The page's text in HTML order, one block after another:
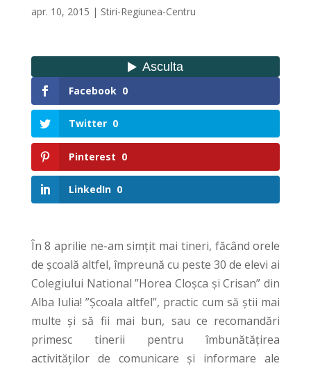
apr. 10, 2015 | Stiri-Regiunea-Centru
Facebook 0
Twitter 0
Pinterest 0
LinkedIn 0
În 8 aprilie ne-am simțit mai tineri, făcând orele
de școală altfel, împreună cu peste 30 de elevi ai
Colegiului National ”Horea Cloșca și Crisan” din
Alba Iulia! ”Școala altfel”, practic cum să știi mai
multe și să fii mai bun, sau ce recomandări
primesc tinerii pentru îmbunătățirea
activităților de comunicare și informare ale